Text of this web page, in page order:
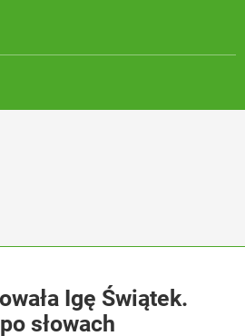
Igę Świątek.
słowach